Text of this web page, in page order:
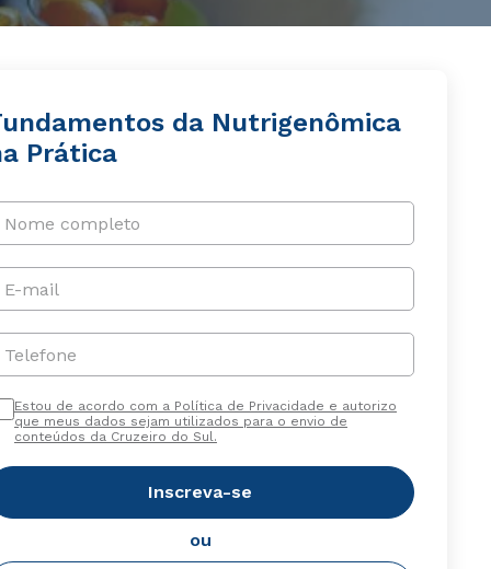
da Nutrigenômica
Prática
Nome completo
E-mail
Telefone
Estou de acordo com a Política de Privacidade e autorizo
que meus dados sejam utilizados para o envio de
conteúdos da Cruzeiro do Sul.
Inscreva-se
ou